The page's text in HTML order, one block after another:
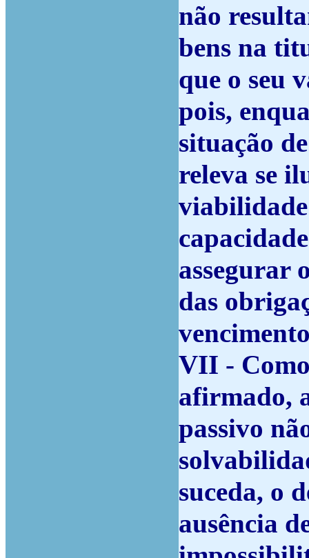
não
bens na
que o seu
pois,
situação
releva se
assegurar
das
VII -
afirmado,
passivo
suceda, o
ausência